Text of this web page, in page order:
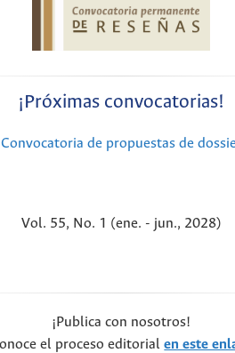
¡Próximas convocatorias!
Convocatoria de propuestas de
Vol. 55, No. 1 (ene. - jun., 2028)
¡Publica con nosotros!
el proceso editorialen este